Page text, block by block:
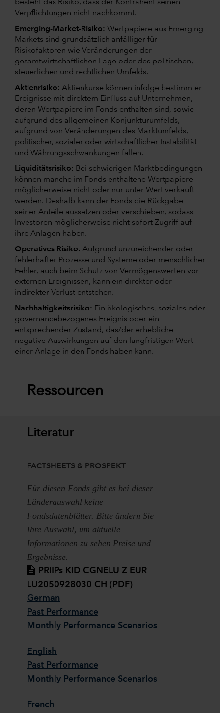
besteht das Risiko, dass der Kontrahent seinen
Verpflichtungen nicht nachkommt.
Emerging-Market-Risiko: Wertpapiere aus Emerging
Markets sind grundsätzlich anfälliger für
Risikofaktoren wie Veränderungen der
gesamtwirtschaftlichen Lage oder des politischen,
steuerlichen und rechtlichen Umfelds.
Aktienrisiko: Aktienkurse können infolge bestimmter
Ereignisse mit direktem Einfluss auf Unternehmen,
deren Wertpapiere im Fonds enthalten sind, sowie
aufgrund des allgemeinen Konjunkturumfelds,
aufgrund von Veränderungen des Marktumfelds,
politischer, sozialer oder wirtschaftlicher Instabilität
und Währungsschwankungen fallen.
Liquiditätsrisiko: Bei schwierigen Marktbedingungen
können manche im Fonds enthaltene Wertpapiere
möglicherweise nicht oder nur unter Wert verkauft
werden. Deshalb kann der Fonds die Rückgabe
seiner Anteile aussetzen oder verschieben, sodass
Investoren möglicherweise nicht sofort Zugriff auf
ihre Anlagen haben.
Operatives Risiko: Aufgrund unzureichender oder
fehlerhafter Prozesse und Systeme oder menschlicher
Fehler, auch beim Schutz von Vermögenswerten vor
externen Ereignissen, kann ein direkter oder
indirekter Verlust entstehen.
Nachhaltigkeitsrisiko: Ein ökologisches, soziales oder
governancebezogenes Ereignis oder ein
entsprechender Zustand, das/der erhebliche
negative Auswirkungen auf den langfristigen Wert
einer Anlage in den Fonds haben kann.
Ressourcen
Literatur
FACTSHEETS & PROSPEKT
Für diesen Fonds gibt es bei dieser
Länderauswahl keine
Fondsdatenblätter. Bitte ändern Sie
Ihre Auswahl, um aktuelle
Informationen zu sehen Preise und
Ergebnisse.
PRIIPs KID CGNELU Z EUR
LU2050928030 CH (PDF)
German
Past Performance
Monthly Performance Scenarios
English
Past Performance
Monthly Performance Scenarios
French